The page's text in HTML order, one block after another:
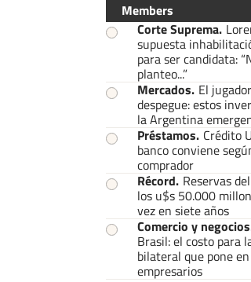
Members
Corte Suprema.
supuesta
para ser candidata:
planteo...”
Mercados. El
despegue: estos
la Argentina
Préstamos. Crédito
banco conviene
comprador
Récord. Reservas
los u$s 50.000
vez en siete años
Comercio y negocios
Brasil: el costo para
bilateral que pone
empresarios